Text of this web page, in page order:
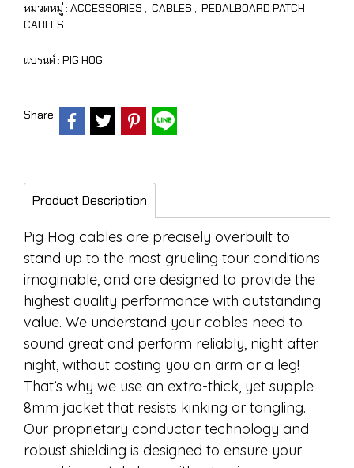
หมวดหมู่ : ACCESSORIES , CABLES , PEDALBOARD PATCH
CABLES
แบรนด์ : PIG HOG
Share
Product Description
Pig Hog cables are precisely overbuilt to
stand up to the most grueling tour conditions
imaginable, and are designed to provide the
highest quality performance with outstanding
value. We understand your cables need to
sound great and perform reliably, night after
night, without costing you an arm or a leg!
That’s why we use an extra-thick, yet supple
8mm jacket that resists kinking or tangling.
Our proprietary conductor technology and
robust shielding is designed to ensure your